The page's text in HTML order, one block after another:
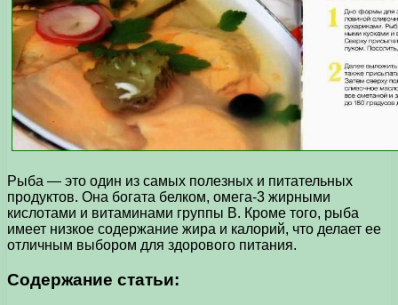
Рыба — это один из самых полезных и питательных
продуктов. Она богата белком, омега-3 жирными
кислотами и витаминами группы В. Кроме того, рыба
имеет низкое содержание жира и калорий, что делает ее
отличным выбором для здорового питания.
Содержание статьи: